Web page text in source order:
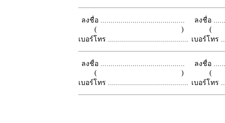
ลงชื่อ ..........................................
( )
เบอร์โทร ........................................
ลงชื่อ
เบอร์โทร
ลงชื่อ ..........................................
( )
เบอร์โทร ........................................
ลงชื่อ
เบอร์โทร